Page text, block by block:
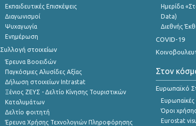
Εκπαιδευτικές Επισκέψεις
Διαγωνισμοί
Ψυχαγωγία
Ενημέρωση
Συλλογή στοιχείων
Έρευνα Βοοειδών
Παγκόσμιες Αλυσίδες Αξίας
Δήλωση στοιχείων Intrastat
Ξένιος ΖΕΥΣ - Δελτίο Κίνησης Τουριστικών
Καταλυμάτων
Δελτίο φοιτητή
Έρευνα Χρήσης Τεχνολογιών Πληροφόρησης
Ημερίδα
Data)
Διεθνής
COVID-19
Στον
Ευρωπαϊκό
Ευρωπαϊκές
Όροι
Eurostat